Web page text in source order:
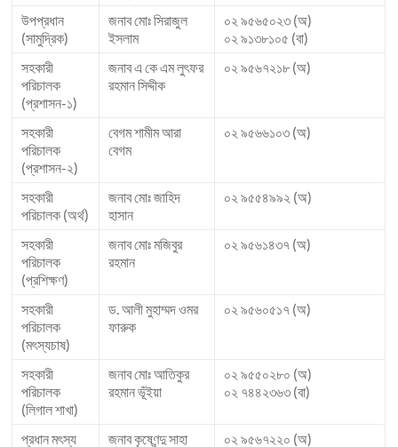
উপপ্রধান
(সামুদ্রিক)
জনাব মোঃ সিরাজুল
ইসলাম
০২ ৯৫৬৫০২৩ (অ)
০২ ৯১৩৮১০৫ (বা)
সহকারী
পরিচালক
(প্রশাসন-১)
জনাব এ কে এম লুৎফর
রহমান সিদ্দীক
০২ ৯৫৬৭২১৮ (অ)
সহকারী
পরিচালক
(প্রশাসন-২)
বেগম শামীম আরা
বেগম
০২ ৯৫৬৬১০৩ (অ)
সহকারী
পরিচালক (অর্থ)
জনাব মোঃ জাহিদ
হাসান
০২ ৯৫৫৪৯৯২ (অ)
সহকারী
পরিচালক
(প্রশিক্ষণ)
জনাব মোঃ মজিবুর
রহমান
০২ ৯৫৬১৪৩৭ (অ)
সহকারী
পরিচালক
(মৎস্যচাষ)
ড. আলী মুহাম্মদ ওমর
ফারুক
০২ ৯৫৬০৫১৭ (অ)
সহকারী
পরিচালক
(লিগাল শাখা)
জনাব মোঃ আতিকুর
রহমান ভূঁইয়া
০২ ৯৫৫০২৮০ (অ)
০২ ৭৪৪২৩৬৩ (বা)
প্রধান মৎস্য জনাব কৃষ্ণেন্দু সাহা ০২ ৯৫৬৭২২০ (অ)